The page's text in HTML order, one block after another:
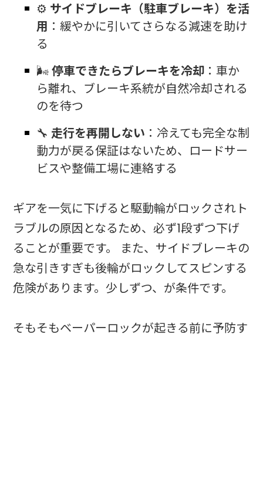
⚙️ サイドブレーキ（駐車ブレーキ）を活
用 ：緩やかに引いてさらなる減速を助け
る
🌬️停車できたらブレーキを冷却 ：車か
ら離れ、ブレーキ系統が自然冷却される
のを待つ
🔧走行を再開しない ：冷えても完全な制
動力が戻る保証はないため、ロードサー
ビスや整備工場に連絡する
ギアを一気に下げると駆動輪がロックされト
ラブルの原因となるため、必ず1段ずつ下げ
ることが重要です。 また、サイドブレーキの
急な引きすぎも後輪がロックしてスピンする
危険があります。少しずつ、が条件です。
そもそもベーパーロックが起きる前に予防す